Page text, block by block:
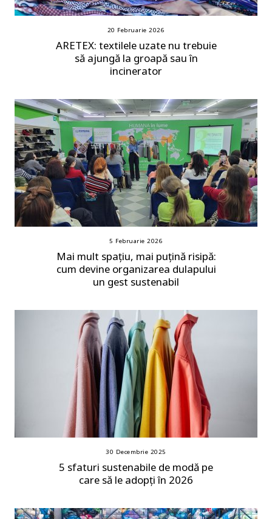
20 Februarie 2026
ARETEX: textilele uzate nu trebuie
să ajungă la groapă sau în
incinerator
5 Februarie 2026
Mai mult spațiu, mai puțină risipă:
cum devine organizarea dulapului
un gest sustenabil
30 Decembrie 2025
5 sfaturi sustenabile de modă pe
care să le adopți în 2026